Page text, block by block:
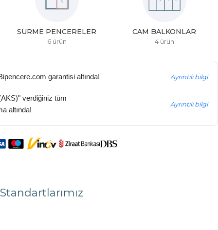
1 BÖLMELI PENCERELER
7 ürün
2 BÖLMELI PENCERELER
10 ürün
garantisi altında! Ayrıntılı bilgi
verdiğiniz tüm
altında!
Ayrıntılı bilgi